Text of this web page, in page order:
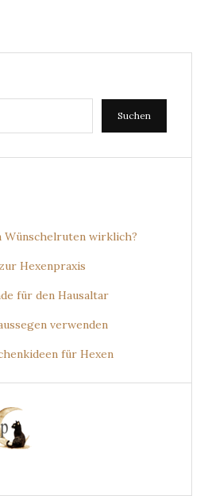
Suchen
wirklich?
Hexenpraxis
für den Hausaltar
verwenden
für Hexen